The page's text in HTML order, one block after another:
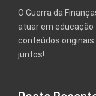
O Guerra da
atuar em educação
conteúdos
juntos!